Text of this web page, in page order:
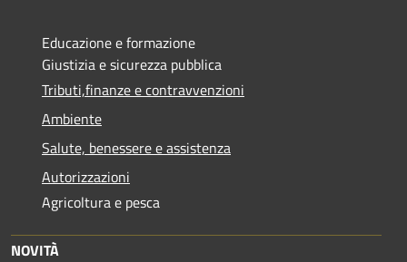
Educazione e formazione
Giustizia e sicurezza pubblica
Tributi,finanze e contravvenzioni
Ambiente
Salute, benessere e assistenza
Autorizzazioni
Agricoltura e pesca
NOVITÀ